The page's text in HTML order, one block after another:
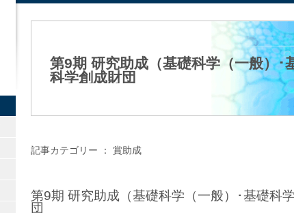
第9期 研究助成（基礎科学（一般）
科学創成財団
記事カテゴリー ： 賞助成
第9期 研究助成（基礎科学（一般）･基礎
団
公益社団法人日本生化学会